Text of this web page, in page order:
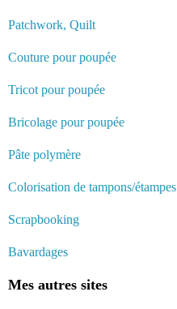
Patchwork, Quilt
Couture pour poupée
Tricot pour poupée
Bricolage pour poupée
Pâte polymère
Colorisation de tampons/étampes
Scrapbooking
Bavardages
Mes autres sites